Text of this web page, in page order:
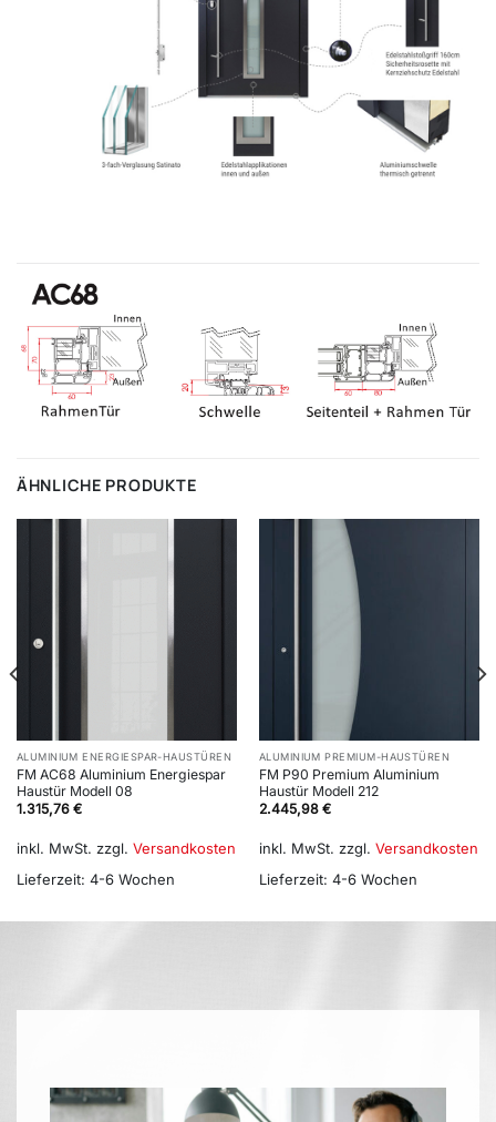
ÄHNLICHE PRODUKTE
ALUMINIUM ENERGIESPAR-HAUSTÜREN
FM AC68 Aluminium Energiespar
Haustür Modell 08
1.315,76 €
inkl. MwSt. zzgl. Versandkosten
Lieferzeit: 4-6 Wochen
ALUMINIUM PREMIUM-HAUSTÜREN
FM P90 Premium Aluminium
Haustür Modell 212
2.445,98 €
inkl. MwSt. zzgl. Versandkosten
Lieferzeit: 4-6 Wochen